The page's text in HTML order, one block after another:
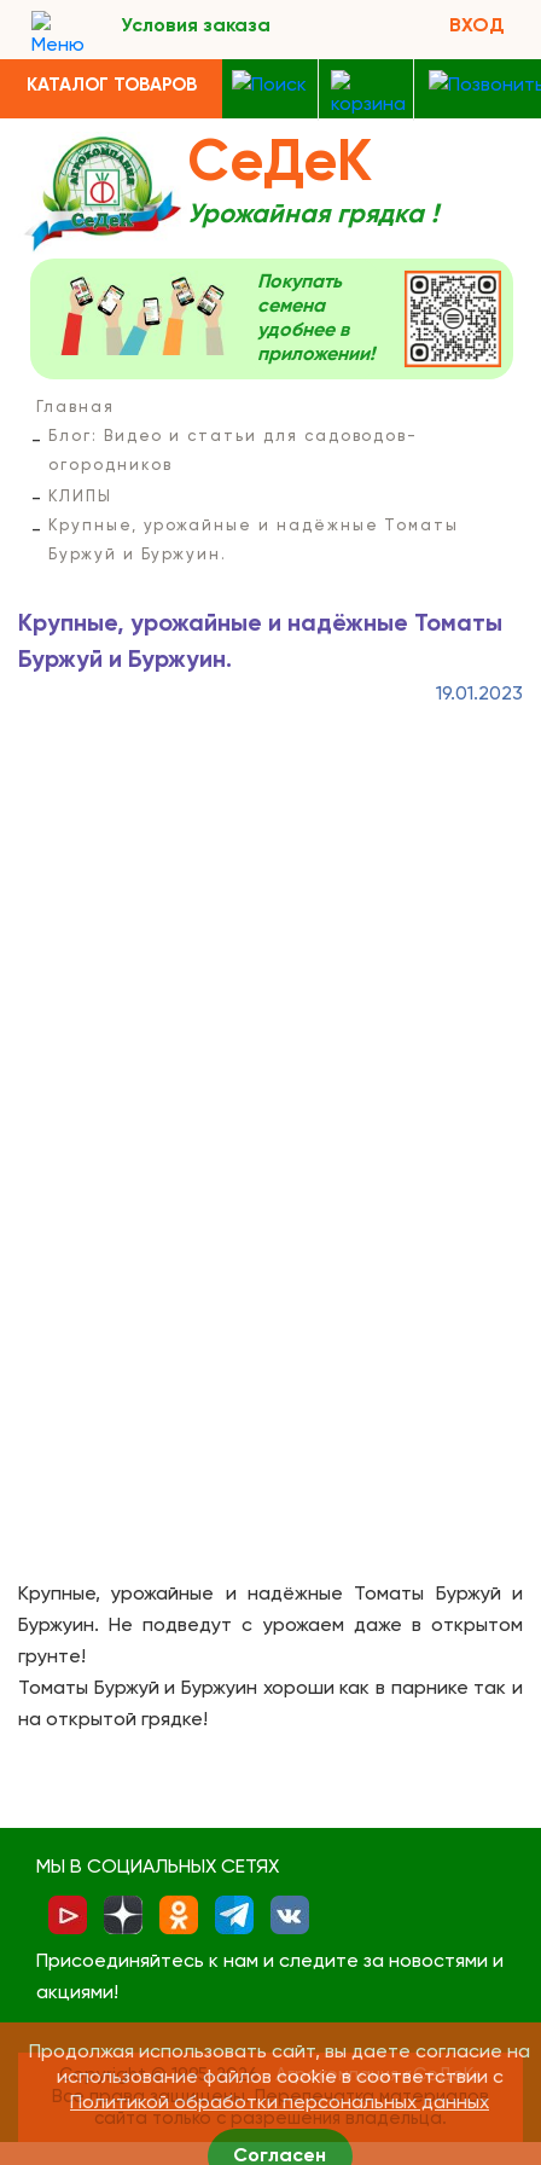
Условия заказа ВХОД
КАТАЛОГ ТОВАРОВ
СеДеК
Урожайная грядка !
Покупать
семена
удобнее в
приложении!
Главная
Блог: Видео и статьи для садоводов-
огородников
КЛИПЫ
Крупные, урожайные и надёжные Томаты
Буржуй и Буржуин.
Крупные, урожайные и надёжные Томаты
Буржуй и Буржуин.
19.01.2023
Крупные, урожайные и надёжные Томаты Буржуй и
Буржуин. Не подведут с урожаем даже в открытом
грунте!
Томаты Буржуй и Буржуин хороши как в парнике так и
на открытой грядке!
МЫ В СОЦИАЛЬНЫХ СЕТЯХ
Присоединяйтесь к нам и следите за новостями и
акциями!
Copyright © 1995-2026
Агрокомпания «СеДеК»
Все права защищены. Перепечатка материалов
сайта только с разрешения владельца.
Продолжая использовать сайт, вы даете согласие на
использование файлов cookie в соответствии с
Политикой обработки персональных данных
Согласен